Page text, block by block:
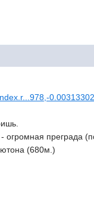
огромная преграда
(680м.)